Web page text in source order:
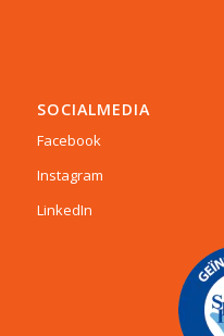
SOCIALMEDIA
Facebook
Instagram
LinkedIn